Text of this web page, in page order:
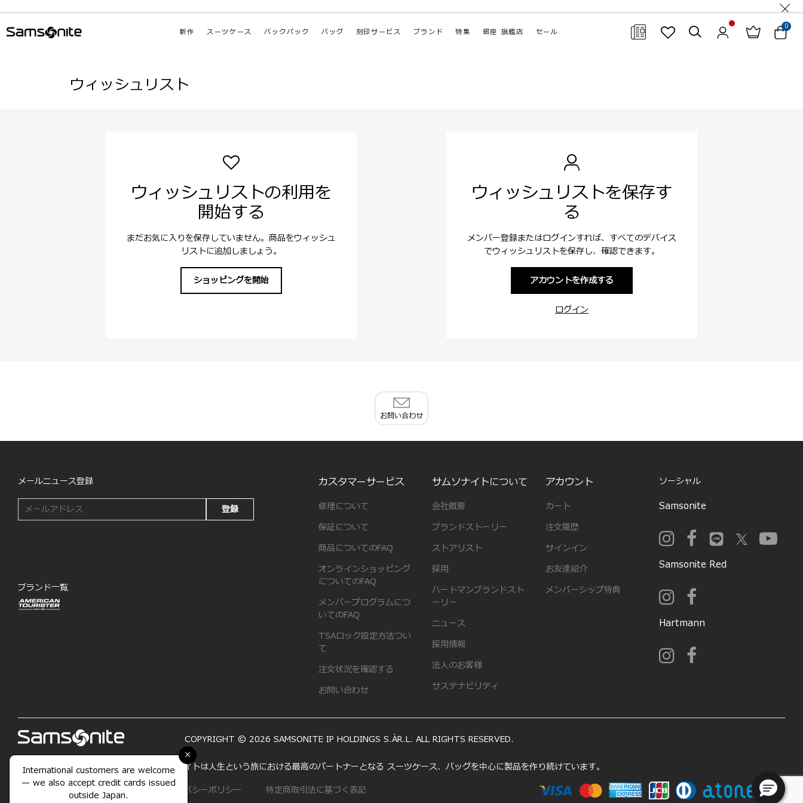
新作 スーツケース バックパック バッグ 刻印サービス ブランド 特集 銀座 旗艦店 セール
0
×
International customers are welcome
— we also accept credit cards issued
outside Japan.
ウィッシュリスト
ウィッシュリストの利用を
開始する
まだお気に入りを保存していません。商品をウィッシュ
リストに追加しましょう。
ショッピングを開始
ウィッシュリストを保存す
る
メンバー登録またはログインすれば、すべてのデバイス
でウィッシュリストを保存し、確認できます。
アカウントを作成する
ログイン
お問い合わせ
メールニュース登録
登録
ブランド一覧
カスタマーサービス
修理について
保証について
商品についてのFAQ
オンラインショッピング
についてのFAQ
メンバープログラムにつ
いてのFAQ
TSAロック設定方法つい
て
注文状況を確認する
お問い合わせ
サムソナイトについて
会社概要
ブランドストーリー
ストアリスト
採用
ハートマンブランドスト
ーリー
ニュース
採用情報
法人のお客様
サステナビリティ
アカウント
カート
注文履歴
サインイン
お友達紹介
メンバーシップ特典
ソーシャル
Samsonite
Samsonite Red
Hartmann
COPYRIGHT © 2026 SAMSONITE IP HOLDINGS S.ÀR.L. ALL RIGHTS RESERVED.
「LIFE'S A JOURNEY―人生は旅」サムソナイトは人生という旅における最高のパートナーとなる スーツケース、バッグを中心に製品を作り続けています。
サイトマップ
利用規約 プライバシーポリシー 特定商取引法に基づく表記